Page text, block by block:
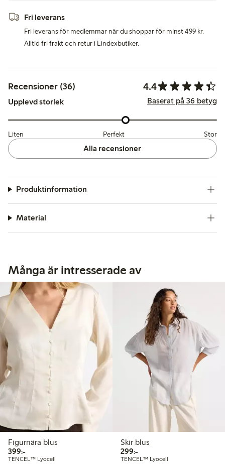
Fri leverans
Fri leverans för medlemmar när du shoppar för minst 499 kr.
Alltid fri frakt och retur i Lindexbutiker.
Recensioner (36) 4.4
Upplevd storlek Baserat på 36 betyg
Liten Perfekt Stor
Alla recensioner
Produktinformation
Material
Många är intresserade av
Figurnära blus
399:-399,00 kr
TENCEL™ Lyocell
Skir blus
299:-299,00 kr
TENCEL™ Lyocell